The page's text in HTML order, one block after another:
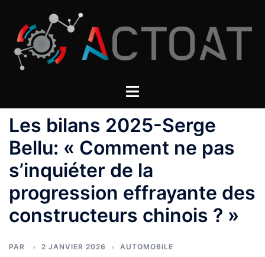
contenu
Les bilans 2025-Serge
Bellu: « Comment ne pas
s’inquiéter de la
progression effrayante des
constructeurs chinois ? »
PAR 2 JANVIER 2026 AUTOMOBILE